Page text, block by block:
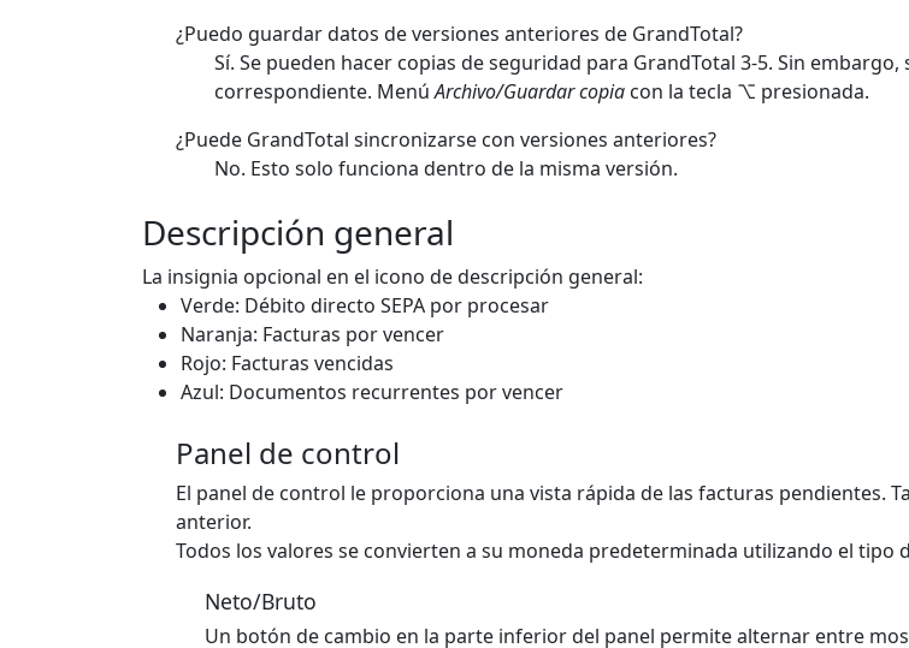
¿Puedo guardar datos de versiones anteriores de GrandTotal?
Sí. Se pueden hacer copias de seguridad para GrandTotal 3-5. Sin
correspondiente. MenúArchivo/Guardar copia con la tecla ⌥ presionada.
¿Puede GrandTotal sincronizarse con versiones anteriores?
No. Esto solo funciona dentro de la misma versión.
Descripción general
La insignia opcional en el icono de descripción general:
Verde: Débito directo SEPA por procesar
Naranja: Facturas por vencer
Rojo: Facturas vencidas
Azul: Documentos recurrentes por vencer
Panel de control
El panel de control le proporciona una vista rápida de las facturas pendientes.
anterior.
Todos los valores se convierten a su moneda predeterminada utilizando el tipo
Neto/Bruto
Un botón de cambio en la parte inferior del panel permite alternar entre